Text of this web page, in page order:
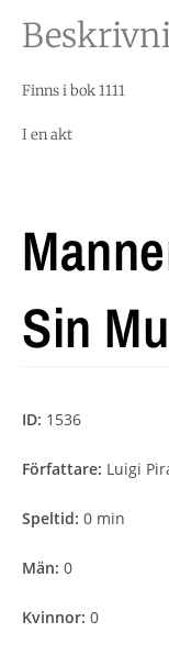
Finns i bok 1111
I en akt
Sin
ID: 1536
Författare: Luigi
Speltid: 0 min
Män: 0
Kvinnor: 0